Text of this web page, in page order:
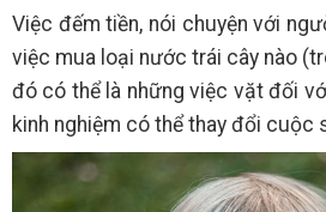
Việc đếm tiền, nói chuyện với
việc mua loại nước trái cây nào
đó có thể là những việc vặt đối
kinh nghiệm có thể thay đổi cuộc